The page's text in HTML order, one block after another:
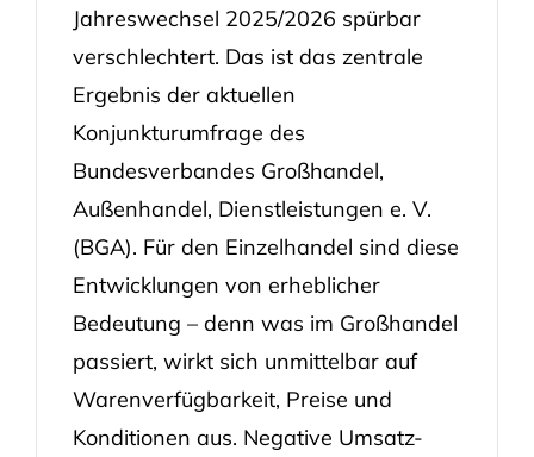
Jahreswechsel 2025/2026 spürbar
verschlechtert. Das ist das zentrale
Ergebnis der aktuellen
Konjunkturumfrage des
Bundesverbandes Großhandel,
Außenhandel, Dienstleistungen e. V.
(BGA). Für den Einzelhandel sind diese
Entwicklungen von erheblicher
Bedeutung – denn was im Großhandel
passiert, wirkt sich unmittelbar auf
Warenverfügbarkeit, Preise und
Konditionen aus. Negative Umsatz-